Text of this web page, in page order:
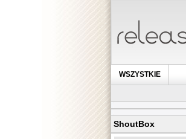
WSZYSTKIE
ShoutBox